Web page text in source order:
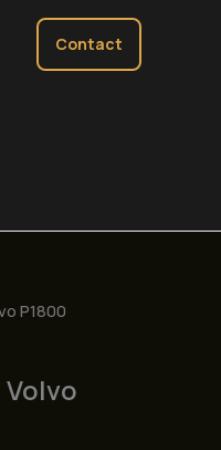
Contact
P1800